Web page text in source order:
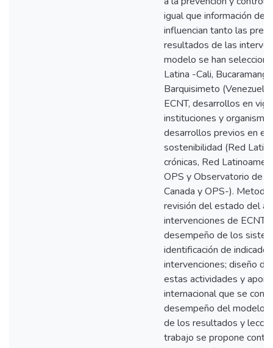
igual que información de
influencian tanto las
resultados de las
modelo se han
Latina -Cali,
Barquisimeto
ECNT, desarrollos en
instituciones y
desarrollos previos en el
sostenibilidad (Red
crónicas, Red
OPS y Observatorio de
Canada y OPS-).
revisión del estado del
intervenciones de ECNT
desempeño de los
identificación de
intervenciones; diseño
estas actividades y
internacional que se
desempeño del modelo
de los resultados y
trabajo se propone